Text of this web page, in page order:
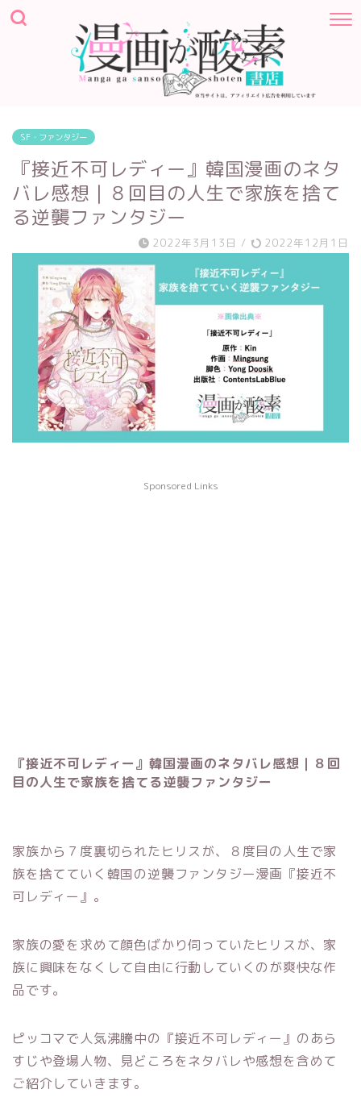
SF・ファンタジー
『接近不可レディー』韓国漫画のネタ
バレ感想｜８回目の人生で家族を捨て
る逆襲ファンタジー
2022年3月13日 / 2022年12月1日
Sponsored Links
『接近不可レディー』韓国漫画のネタバレ感想｜８回
目の人生で家族を捨てる逆襲ファンタジー
家族から７度裏切られたヒリスが、８度目の人生で家
族を捨てていく韓国の逆襲ファンタジー漫画『接近不
可レディー』。
家族の愛を求めて顔色ばかり伺っていたヒリスが、家
族に興味をなくして自由に行動していくのが爽快な作
品です。
ピッコマで人気沸騰中の『接近不可レディー』のあら
すじや登場人物、見どころをネタバレや感想を含めて
ご紹介していきます。